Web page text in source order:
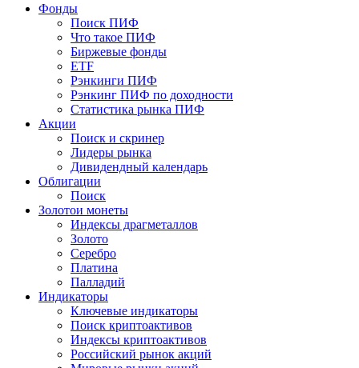
Фонды
Поиск ПИФ
Что такое ПИФ
Биржевые фонды
ETF
Рэнкинги ПИФ
Рэнкинг ПИФ по доходности
Статистика рынка ПИФ
Акции
Поиск и скринер
Лидеры рынка
Дивидендный календарь
Облигации
Поиск
Золотои монеты
Индексы драгметаллов
Золото
Серебро
Платина
Палладий
Индикаторы
Ключевые индикаторы
Поиск криптоактивов
Индексы криптоактивов
Российский рынок акций